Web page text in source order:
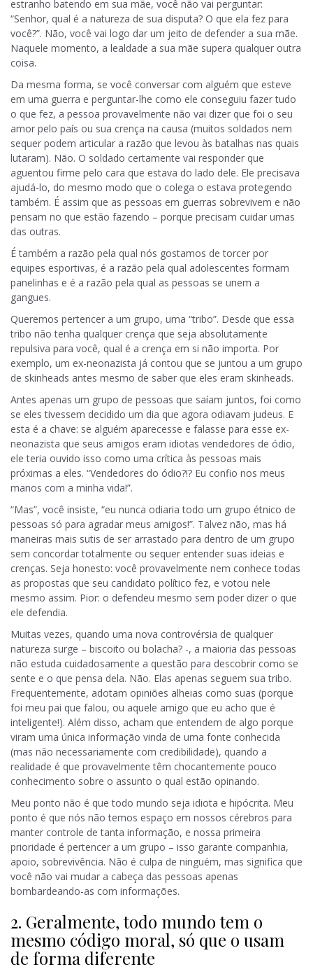
estranho batendo em sua mãe, você não vai perguntar:
“Senhor, qual é a natureza de sua disputa? O que ela fez para
você?”. Não, você vai logo dar um jeito de defender a sua mãe.
Naquele momento, a lealdade a sua mãe supera qualquer outra
coisa.
Da mesma forma, se você conversar com alguém que esteve
em uma guerra e perguntar-lhe como ele conseguiu fazer tudo
o que fez, a pessoa provavelmente não vai dizer que foi o seu
amor pelo país ou sua crença na causa (muitos soldados nem
sequer podem articular a razão que levou às batalhas nas quais
lutaram). Não. O soldado certamente vai responder que
aguentou firme pelo cara que estava do lado dele. Ele precisava
ajudá-lo, do mesmo modo que o colega o estava protegendo
também. É assim que as pessoas em guerras sobrevivem e não
pensam no que estão fazendo – porque precisam cuidar umas
das outras.
É também a razão pela qual nós gostamos de torcer por
equipes esportivas, é a razão pela qual adolescentes formam
panelinhas e é a razão pela qual as pessoas se unem a
gangues.
Queremos pertencer a um grupo, uma “tribo”. Desde que essa
tribo não tenha qualquer crença que seja absolutamente
repulsiva para você, qual é a crença em si não importa. Por
exemplo, um ex-neonazista já contou que se juntou a um grupo
de skinheads antes mesmo de saber que eles eram skinheads.
Antes apenas um grupo de pessoas que saíam juntos, foi como
se eles tivessem decidido um dia que agora odiavam judeus. E
esta é a chave: se alguém aparecesse e falasse para esse ex-
neonazista que seus amigos eram idiotas vendedores de ódio,
ele teria ouvido isso como uma crítica às pessoas mais
próximas a eles. “Vendedores do ódio?!? Eu confio nos meus
manos com a minha vida!”.
“Mas”, você insiste, “eu nunca odiaria todo um grupo étnico de
pessoas só para agradar meus amigos!”. Talvez não, mas há
maneiras mais sutis de ser arrastado para dentro de um grupo
sem concordar totalmente ou sequer entender suas ideias e
crenças. Seja honesto: você provavelmente nem conhece todas
as propostas que seu candidato político fez, e votou nele
mesmo assim. Pior: o defendeu mesmo sem poder dizer o que
ele defendia.
Muitas vezes, quando uma nova controvérsia de qualquer
natureza surge – biscoito ou bolacha? -, a maioria das pessoas
não estuda cuidadosamente a questão para descobrir como se
sente e o que pensa dela. Não. Elas apenas seguem sua tribo.
Frequentemente, adotam opiniões alheias como suas (porque
foi meu pai que falou, ou aquele amigo que eu acho que é
inteligente!). Além disso, acham que entendem de algo porque
viram uma única informação vinda de uma fonte conhecida
(mas não necessariamente com credibilidade), quando a
realidade é que provavelmente têm chocantemente pouco
conhecimento sobre o assunto o qual estão opinando.
Meu ponto não é que todo mundo seja idiota e hipócrita. Meu
ponto é que nós não temos espaço em nossos cérebros para
manter controle de tanta informação, e nossa primeira
prioridade é pertencer a um grupo – isso garante companhia,
apoio, sobrevivência. Não é culpa de ninguém, mas significa que
você não vai mudar a cabeça das pessoas apenas
bombardeando-as com informações.
2. Geralmente, todo mundo tem o
mesmo código moral, só que o usam
de forma diferente